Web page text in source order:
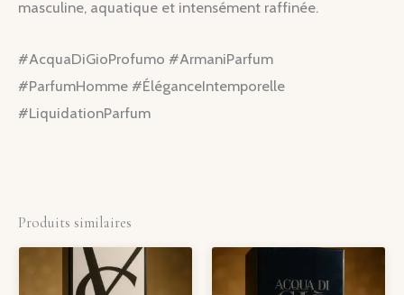
masculine, aquatique et intensément raffinée.
#AcquaDiGioProfumo #ArmaniParfum
#ParfumHomme #ÉléganceIntemporelle
#LiquidationParfum
Produits similaires